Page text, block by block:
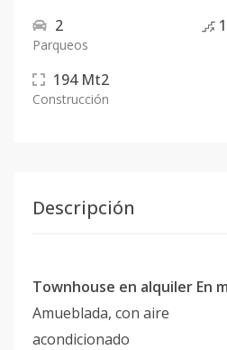
2
Parqueos
1
194 Mt2
Construcción
Descripción
Townhouse en alquiler En
Amueblada, con aire
acondicionado